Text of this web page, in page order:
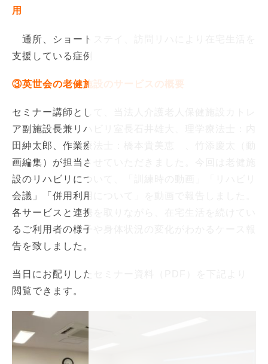
用
通所、ショートステイ、訪問リハにより在宅生活を
支援している症例
③英世会の老健施設のサービスの概要
セミナー講師として、当法人介護老人保健施設カトレ
ア副施設長兼リハビリ室長石井雄大、理学療法士：内
田紳太郎、作業療法士：橋本貴美恵 、竹添慶太（動
画編集）が担当させていただきました。今回は老健施
設のリハビリについて、「訓練時の動画」「リハビリ
会議」「併用利用について」を動画で報告しました。
各サービスと連携を取りながら、在宅生活を続けてい
るご利用者の様子や身体状況の変化がわかるケース報
告を致しました。
当日にお配りしたセミナー資料（PDF）を下記より
閲覧できます。